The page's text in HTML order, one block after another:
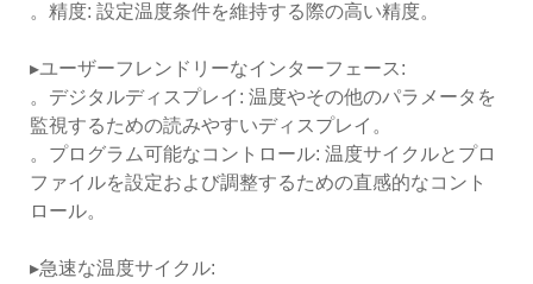
。精度: 設定温度条件を維持する際の高い精度。
▸ユーザーフレンドリーなインターフェース:
。デジタルディスプレイ: 温度やその他のパラメータを
監視するための読みやすいディスプレイ。
。プログラム可能なコントロール: 温度サイクルとプロ
ファイルを設定および調整するための直感的なコント
ロール。
▸急速な温度サイクル: